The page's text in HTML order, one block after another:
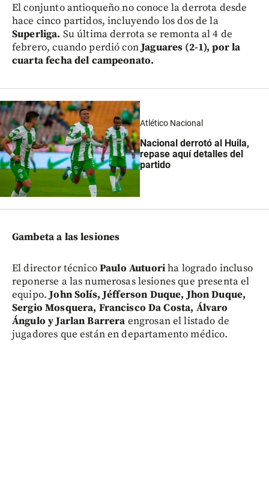
El conjunto antioqueño no conoce la derrota desde
hace cinco partidos, incluyendo los dos de la
Superliga. Su última derrota se remonta al 4 de
febrero, cuando perdió conJaguares (2-1), por la
cuarta fecha del campeonato.
Atlético Nacional
Nacional derrotó al Huila,
repase aquí detalles del
partido
Gambeta a las lesiones
El director técnicoPaulo Autuoriha logrado incluso
reponerse a las numerosas lesiones que presenta el
equipo.John Solís, Jéfferson Duque, Jhon Duque,
Sergio Mosquera, Francisco Da Costa, Álvaro
Ángulo y Jarlan Barrera engrosan el listado de
jugadores que están en departamento médico.